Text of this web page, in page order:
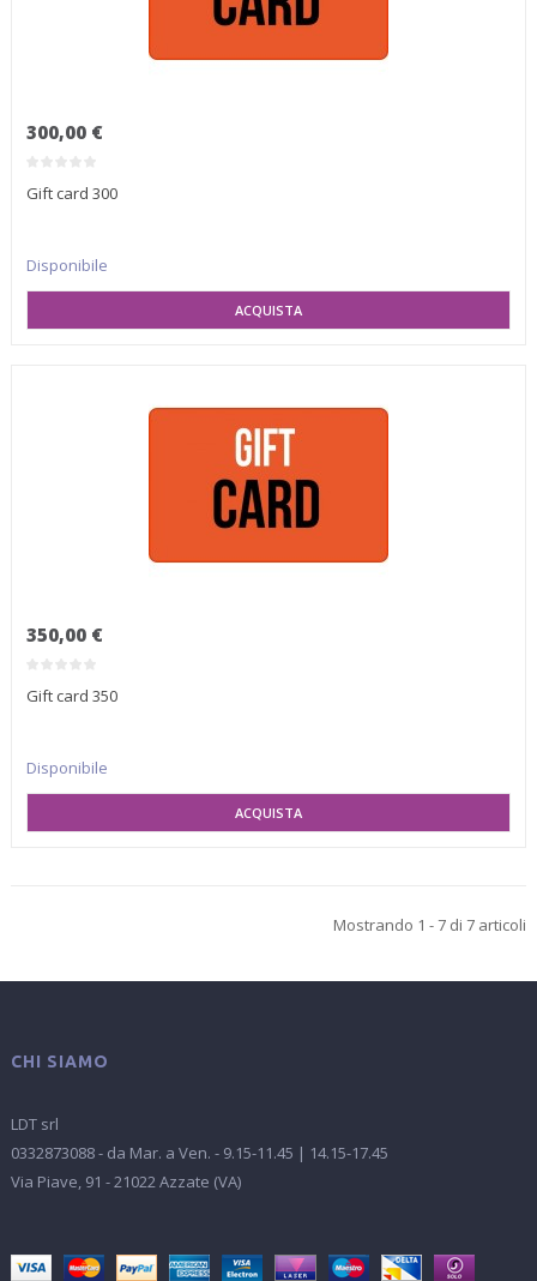
300,00 €
Gift card 300
Disponibile
350,00 €
Gift card 350
Disponibile
Mostrando 1 - 7 di 7 articoli
CHI SIAMO
LDT srl
0332873088 - da Mar. a Ven. - 9.15-11.45 | 14.15-17.45
Via Piave, 91 - 21022 Azzate (VA)